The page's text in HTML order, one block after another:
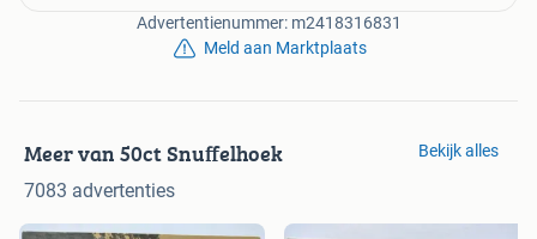
Advertentienummer: m2418316831
Meld aan Marktplaats
Meer van 50ct Snuffelhoek
7083 advertenties
Bekijk alles